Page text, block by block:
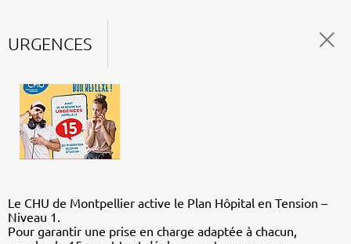
URGENCES
Le CHU de Montpellier active le Plan Hôpital en Tension –
Niveau 1.
Pour garantir une prise en charge adaptée à chacun,